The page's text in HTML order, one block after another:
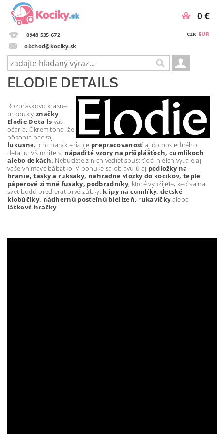
0948 535 672
obchod@kociky.sk
CZK EUR
0 €
ELODIE DETAILS
Rozprávkovo krásne
produkty značky
Elodie Details vás
očaria. Okrem toho, že
pôsobia naozaj
luxusne, ich charakterizuje prepracovanosťaj do posledného
detailu. Všimnite si nápadité vzory na pršiplášťoch, cumlíkoch
alebo dekách. Nebudete z nich vedieť spustiť oči nielen vy, ale aj
vaše vnímavé bábätko. V ponuke sa objavujú aj podložky na
hranie, tašky a ruksaky, náhradné vložky do kočíkov, teplé
páperové zimné fusaky, podbradníky, ktoré využijete, keď sa na
svet budú predierať prvé zúbky, klipy na cumlíky, detské
klobúčiky, nádhernú posteľnú bielizeň, rukavičkyalebo
látkové hračky.